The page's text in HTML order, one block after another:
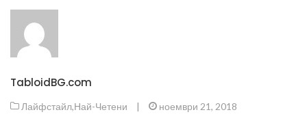
TabloidBG.com
Лайфстайл,Най-Четени | ноември 21, 2018